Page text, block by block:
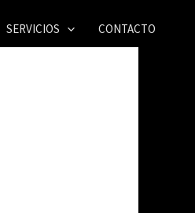
SERVICIOS CONTACTO